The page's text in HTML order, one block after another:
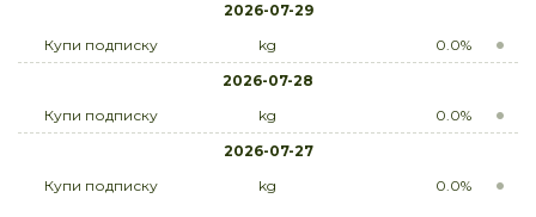
2026-07-29
Купи подписку
kg
0.0%
2026-07-28
Купи подписку
kg
0.0%
2026-07-27
Купи подписку
kg 0.0%